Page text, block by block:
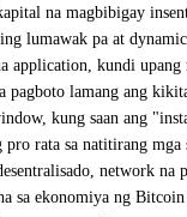
na magbibigay
lumawak pa at
application, kundi
pagboto lamang ang
kung saan ang
rata sa natitirang
network
sa ekonomiya ng